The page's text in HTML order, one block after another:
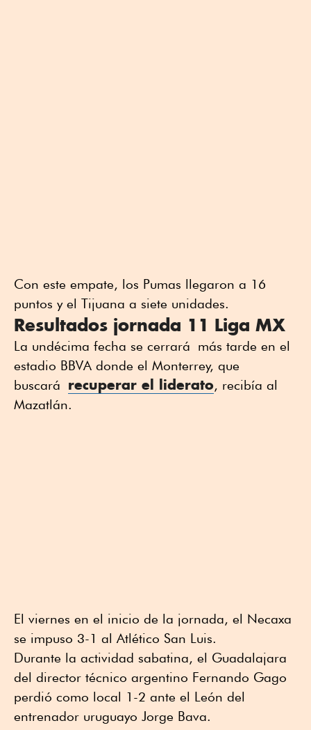
Con este empate, los Pumas llegaron a 16
puntos y el Tijuana a siete unidades.
Resultados jornada 11 Liga MX
La undécima fecha se cerrará más tarde en el
estadio BBVA donde el Monterrey, que
buscará recuperar el liderato, recibía al
Mazatlán.
El viernes en el inicio de la jornada, el Necaxa
se impuso 3-1 al Atlético San Luis.
Durante la actividad sabatina, el Guadalajara
del director técnico argentino Fernando Gago
perdió como local 1-2 ante el León del
entrenador uruguayo Jorge Bava.